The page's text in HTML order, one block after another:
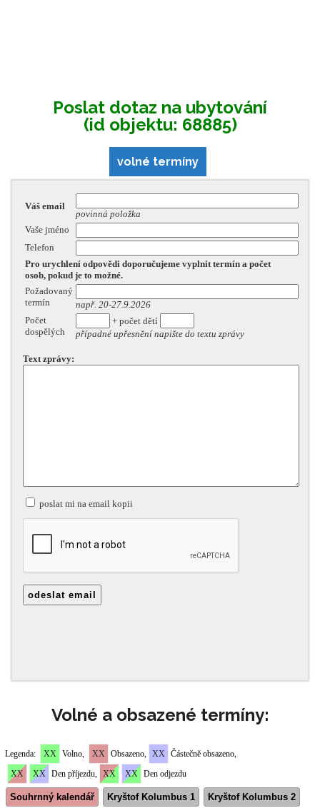
Poslat dotaz na ubytování
(id objektu: 68885)
volné termíny
Volné a obsazené termíny: